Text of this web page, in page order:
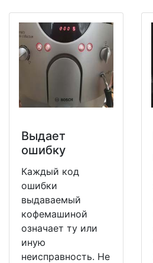
Выдает
ошибку
Каждый код
ошибки
выдаваемый
кофемашиной
означает ту или
иную
неисправность. Не